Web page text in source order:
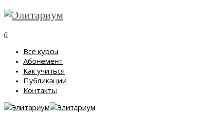
0
Все курсы
Абонемент
Как учиться
Публикации
Контакты